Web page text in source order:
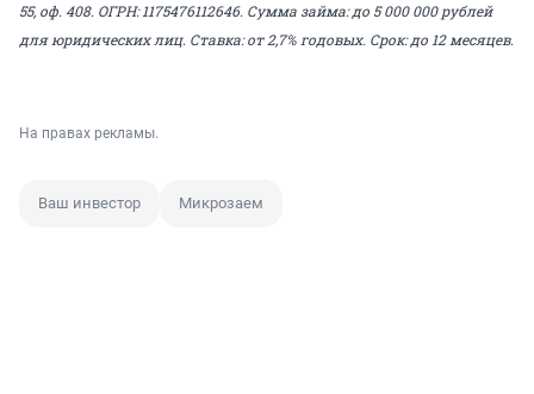
55, оф. 408. ОГРН: 1175476112646. Сумма займа: до 5 000 000 рублей
для юридических лиц. Ставка: от 2,7% годовых. Срок: до 12 месяцев.
На правах рекламы.
Ваш инвестор Микрозаем